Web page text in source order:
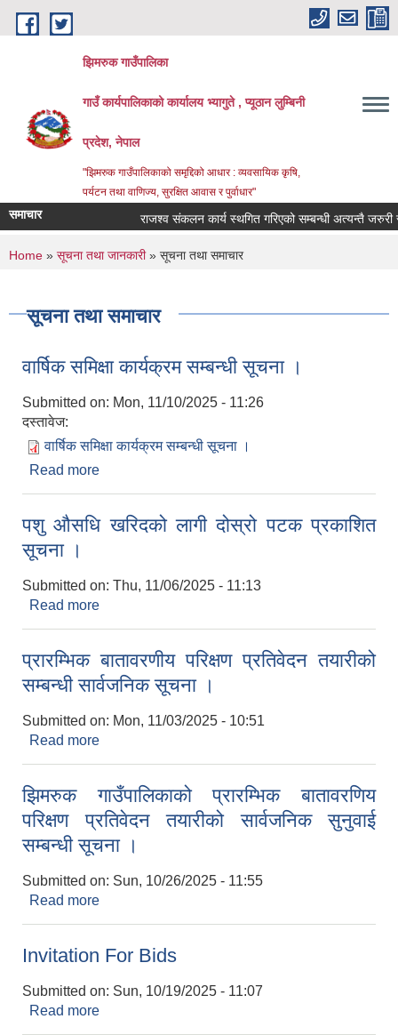
Skip to main content
झिमरुक गाउँपालिका
गाउँ कार्यपालिकाको कार्यालय भ्यागुते , प्यूठान लुम्बिनी
प्रदेश, नेपाल
"झिमरुक गाउँपालिकाको समृद्दिको आधार : व्यवसायिक कृषि,
पर्यटन तथा वाणिज्य, सुरक्षित आवास र पुर्वाधार"
समाचार राजश्व संकलन कार्य स्थगित गरिएको सम्बन्धी अत्यन्तै जरुरी
You are here
Home » सूचना तथा जानकारी» सूचना तथा समाचार
सूचना तथा समाचार
वार्षिक समिक्षा कार्यक्रम सम्बन्धी सूचना ।
Submitted on: Mon, 11/10/2025 - 11:26
दस्तावेज:
वार्षिक समिक्षा कार्यक्रम सम्बन्धी सूचना ।
Read more
पशु ‌औसधि खरिदको लागी दोस्रो पटक प्रकाशित
सूचना ।
Submitted on: Thu, 11/06/2025 - 11:13
Read more
प्रारम्भिक बातावरणीय परिक्षण प्रतिवेदन तयारीको
सम्बन्धी सार्वजनिक सूचना ।
Submitted on: Mon, 11/03/2025 - 10:51
Read more
झिमरुक गाउँपालिकाको प्रारम्भिक बातावरणिय
परिक्षण प्रतिवेदन तयारीको सार्वजनिक सुनुवाई
सम्बन्धी सूचना ।
Submitted on: Sun, 10/26/2025 - 11:55
Read more
Invitation For Bids
Submitted on: Sun, 10/19/2025 - 11:07
Read more